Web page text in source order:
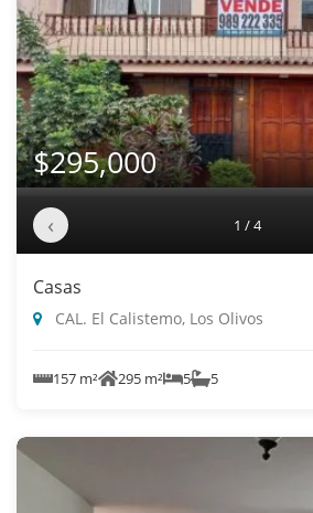
$295,000
‹ 1 / 4
Casas
CAL. El Calistemo, Los Olivos
157 m² 295 m² 5 5